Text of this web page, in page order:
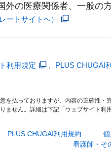
の医療関係者、一般の
ートサイトへ）
利用規定 PLUS CHUGAI
を払っておりますが、内容の正確性
せん。詳細は下記「ウェブサイト利
PLUS CHUGAI利用規約
看護師・そ